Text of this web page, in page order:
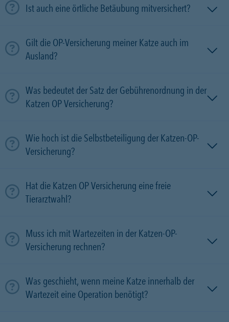
Ist auch eine örtliche Betäubung mitversichert?
Gilt die OP-Versicherung meiner Katze auch im
Ausland?
Was bedeutet der Satz der Gebührenordnung in der
Katzen OP Versicherung?
Wie hoch ist die Selbstbeteiligung der Katzen-OP-
Versicherung?
Hat die Katzen OP Versicherung eine freie
Tierarztwahl?
Muss ich mit Wartezeiten in der Katzen-OP-
Versicherung rechnen?
Was geschieht, wenn meine Katze innerhalb der
Wartezeit eine Operation benötigt?